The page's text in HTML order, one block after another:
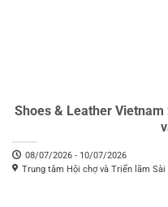
Shoes & Leather Vietnam
08/07/2026 - 10/07/2026
Trung tâm Hội chợ và Triển lãm Sài